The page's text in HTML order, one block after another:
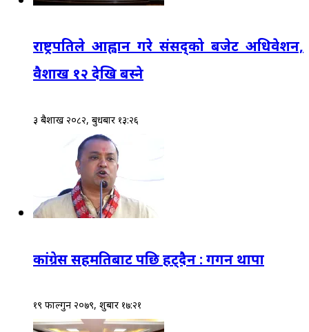
राष्ट्रपतिले आह्वान गरे संसद्‌को बजेट अधिवेशन,
वैशाख १२ देखि बस्ने
३ बैशाख २०८२, बुधबार १३:२६
कांग्रेस सहमतिबाट पछि हट्दैन : गगन थापा
१९ फाल्गुन २०७९, शुक्रबार १७:२१